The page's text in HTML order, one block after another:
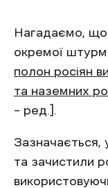
Нагадаємо, що
окремої
полон росіян
та наземних
– ред.].
Зазначається,
та зачистили